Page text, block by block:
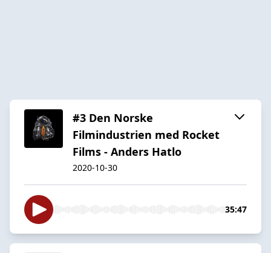
#3 Den Norske
Filmindustrien med Rocket
Films - Anders Hatlo
2020-10-30
35:47